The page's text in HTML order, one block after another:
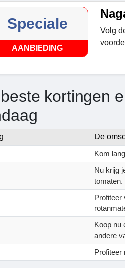
Speciale
AANBIEDING
Volg
kortingen
De
Kom
Nu krijg
tomaten.
Profiteer
Koop nu
andere
Profiteer